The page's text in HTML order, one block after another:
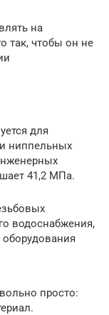
на
так, чтобы он не
для
ниппельных
41,2 МПа.
водоснабжения,
просто: